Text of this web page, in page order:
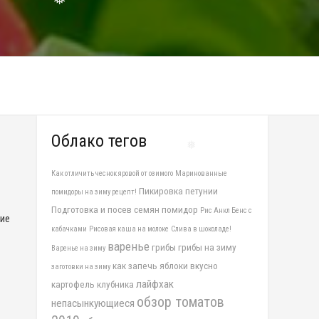
❅
❅
Облако тегов
Как отличить чеснок яровой от озимого Маринованные
помидоры на зиму рецепт! Пикировка петунии
Подготовка и посев семян помидор Рис Анкл Бенс с
кабачками Рисовая каша на молоке Слива в шоколаде!
Варенье на зиму варенье грибы грибы на зиму
заготовки на зиму как запечь яблоки вкусно
картофель клубника лайфхак
непасынкующиеся обзор томатов